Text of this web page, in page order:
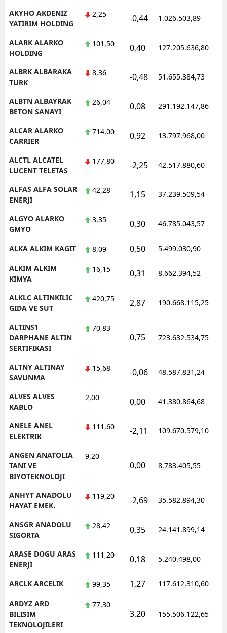
AKYHO AKDENIZ
YATIRIM HOLDING
2,25 -0,44 1.026.503,89
ALARK ALARKO
HOLDING
101,50 0,40 127.205.636,80
ALBRK ALBARAKA
TURK
8,36 -0,48 51.655.384,73
ALBTN ALBAYRAK
BETON SANAYI
26,04 0,08 291.192.147,86
ALCAR ALARKO
CARRIER
714,00 0,92 13.797.968,00
ALCTL ALCATEL
LUCENT TELETAS
177,80 -2,25 42.517.880,60
ALFAS ALFA SOLAR
ENERJI
42,28 1,15 37.239.509,54
ALGYO ALARKO
GMYO
3,35 0,30 46.785.043,57
ALKA ALKIM KAGIT 8,09 0,50 5.499.030,90
ALKIM ALKIM
KIMYA
16,15 0,31 8.662.394,52
ALKLC ALTINKILIC
GIDA VE SUT
420,75 2,87 190.668.115,25
ALTINS1
DARPHANE ALTIN
SERTIFIKASI
70,83
0,75 723.632.534,75
ALTNY ALTINAY
SAVUNMA
15,68 -0,06 48.587.831,24
ALVES ALVES
KABLO
2,00 0,00 41.380.864,68
ANELE ANEL
ELEKTRIK
111,60 -2,11 109.670.579,10
ANGEN ANATOLIA
TANI VE
BIYOTEKNOLOJI
9,20
0,00 8.783.405,55
ANHYT ANADOLU
HAYAT EMEK.
119,20 -2,69 35.582.894,30
ANSGR ANADOLU
SIGORTA
28,42 0,35 24.141.899,14
ARASE DOGU ARAS
ENERJI
111,20 0,18 5.240.498,00
ARCLK ARCELIK 99,35 1,27 117.612.310,60
ARDYZ ARD
BILISIM
TEKNOLOJILERI
77,30
3,20 155.506.122,65